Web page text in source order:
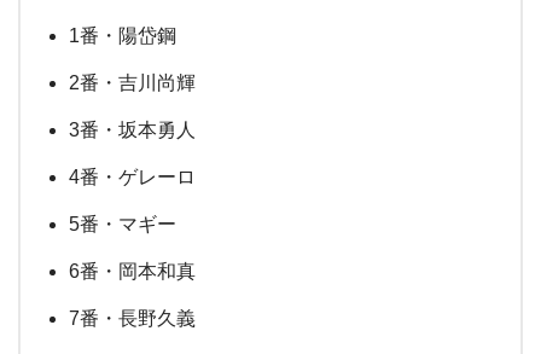
1番・陽岱鋼
2番・吉川尚輝
3番・坂本勇人
4番・ゲレーロ
5番・マギー
6番・岡本和真
7番・長野久義